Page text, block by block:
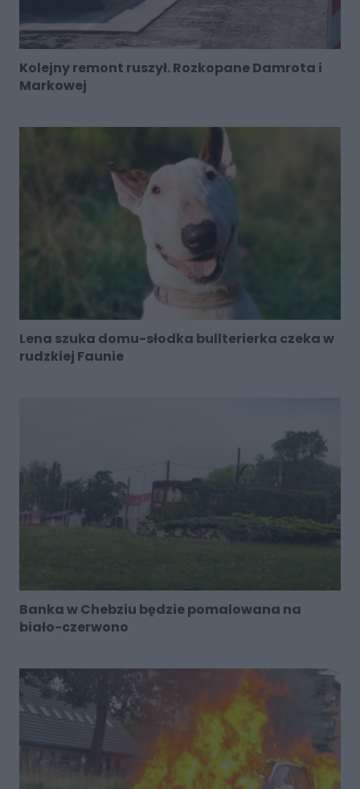
Kolejny remont ruszył. Rozkopane Damrota i
Markowej
Lena szuka domu-słodka bullterierka czeka w
rudzkiej Faunie
Banka w Chebziu będzie pomalowana na
biało-czerwono